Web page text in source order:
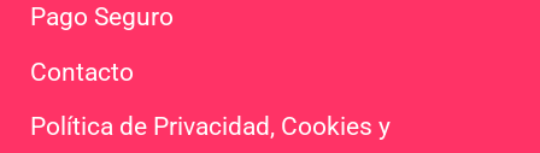
Pago Seguro
Contacto
Política de Privacidad, Cookies y